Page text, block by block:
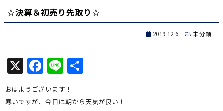
☆決算＆初売り先取り☆
2019.12.6 未分類
X Facebook
Line共
おはようございます！
寒いですが、今日は朝から天気が良い！